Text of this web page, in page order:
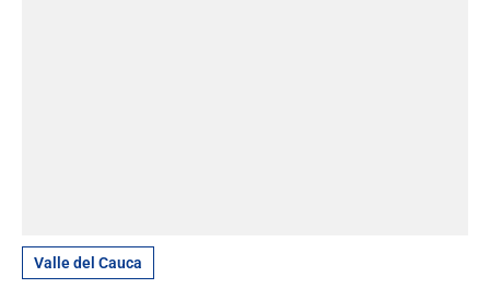
Valle del Cauca